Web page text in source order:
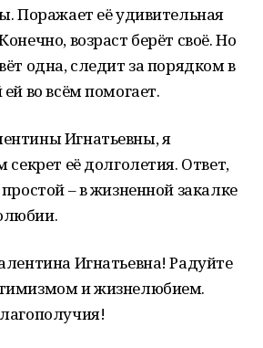
Поражает её удивительная
возраст берёт своё. Но
одна, следит за порядком в
во всём помогает.
Игнатьевны, я
секрет её долголетия. Ответ,
– в жизненной закалке
Игнатьевна! Радуйте
и жизнелюбием.